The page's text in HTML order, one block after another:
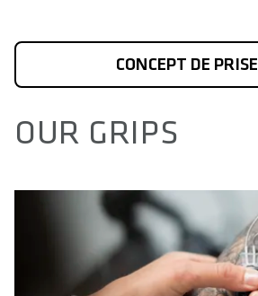
CONCEPT DE PRISE
OUR GRIPS